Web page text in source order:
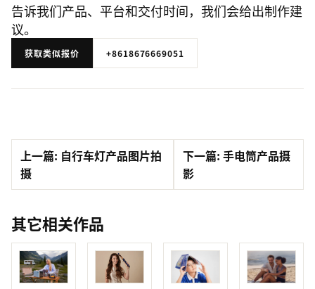
告诉我们产品、平台和交付时间，我们会给出制作建
议。
获取类似报价 +8618676669051
上一篇: 自行车灯产品图片拍
摄
下一篇: 手电筒产品摄
影
其它相关作品